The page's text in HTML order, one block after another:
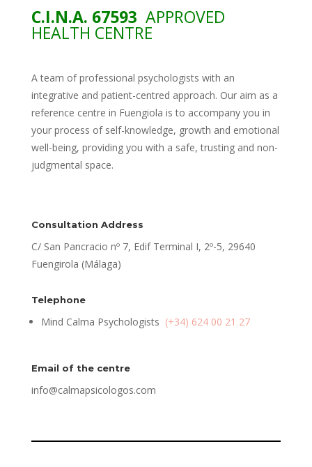
C.I.N.A. 67593 APPROVED
HEALTH CENTRE
A team of professional psychologists with an
integrative and patient-centred approach. Our aim as a
reference centre in Fuengiola is to accompany you in
your process of self-knowledge, growth and emotional
well-being, providing you with a safe, trusting and non-
judgmental space.
Consultation Address
C/ San Pancracio nº 7, Edif Terminal I, 2º-5, 29640
Fuengirola (Málaga)
Telephone
Mind Calma Psychologists (+34) 624 00 21 27
Email of the centre
info@calmapsicologos.com